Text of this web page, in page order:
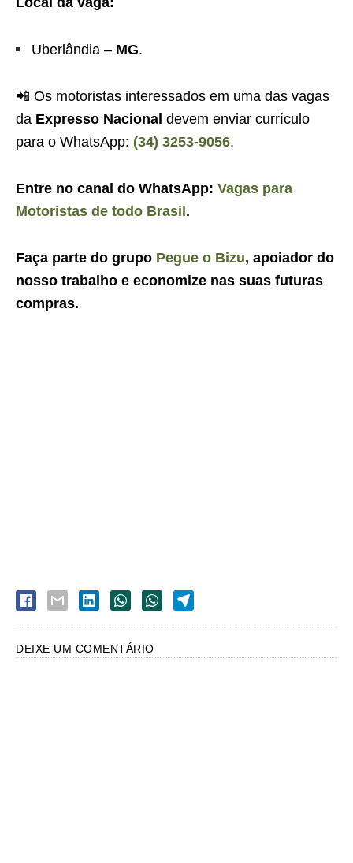
Uberlândia – MG.
📲 Os motoristas interessados em uma das vagas
da Expresso Nacional devem enviar currículo
para o WhatsApp: (34) 3253-9056.
Entre no canal do WhatsApp: Vagas para
Motoristas de todo Brasil.
Faça parte do grupo Pegue o Bizu, apoiador do
nosso trabalho e economize nas suas futuras
compras.
DEIXE UM COMENTÁRIO